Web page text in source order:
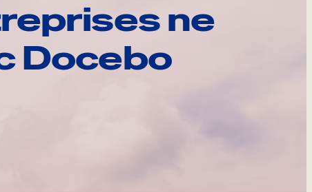
ne
Docebo